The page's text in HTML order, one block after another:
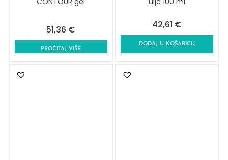
51,36 €
PROČITAJ VIŠE
42,61 €
DODAJ U KOŠARICU